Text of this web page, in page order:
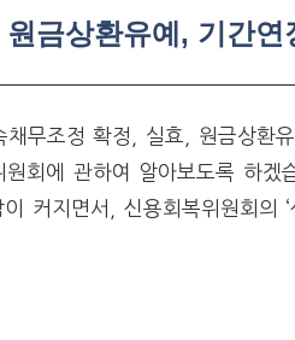
금상환유예, 기간연
채무조정 확정, 실효, 원금상환
원회에 관하여 알아보도록 하겠
커지면서, 신용회복위원회의